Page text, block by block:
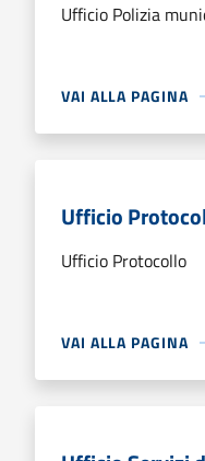
Ufficio Polizia
VAI ALLA PAGINA
Ufficio
Ufficio Protocollo
VAI ALLA PAGINA